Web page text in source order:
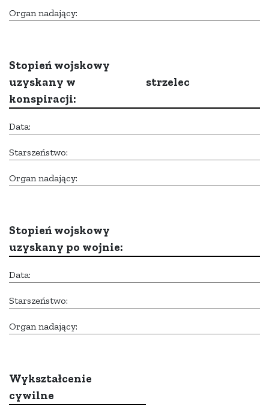
Organ nadający:
Stopień wojskowy
uzyskany w
konspiracji:
strzelec
Data:
Starszeństwo:
Organ nadający:
Stopień wojskowy
uzyskany po wojnie:
Data:
Starszeństwo:
Organ nadający:
Wykształcenie
cywilne